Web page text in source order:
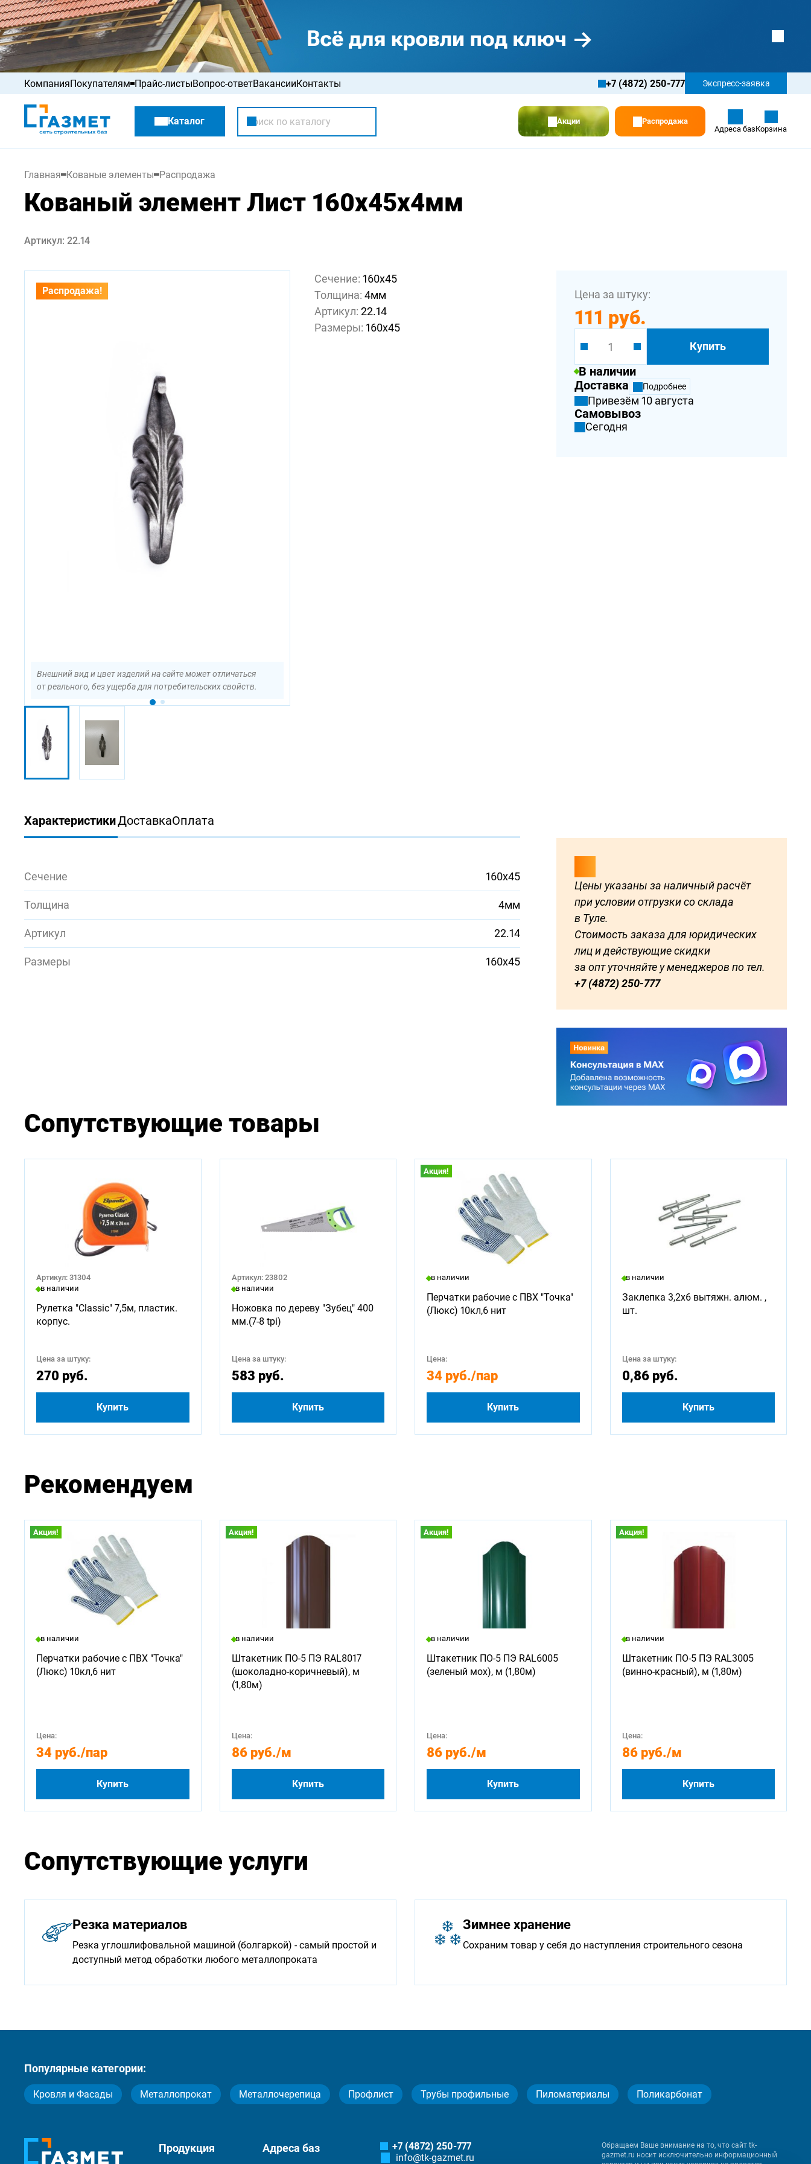
КомпанияПокупателям
Распродажа
Прайс-листыВопрос-ответВакансииКонтакты +7 (4872) 250-777 Экспресс-заявка
Каталог Акции
Распродажа
Адреса базКорзина
Главная Кованые элементы Распродажа
Кованый элемент Лист 160х45х4мм
Артикул: 22.14
Распродажа!
Внешний вид и цвет изделий на сайте может отличаться
от реального, без ущерба для потребительских свойств.
Сечение: 160х45
Толщина: 4мм
Артикул: 22.14
Размеры: 160х45
Цена за штуку:
111 руб.
Купить
В наличии
Доставка
Подробнее
Привезём 10 августа
Самовывоз
Сегодня
ХарактеристикиДоставкаОплата
Сечение 160х45
Толщина 4мм
Артикул 22.14
Размеры 160х45
Цены указаны за наличный расчёт
при условии отгрузки со склада
в Туле.
Стоимость заказа для юридических
лиц и действующие скидки
за опт уточняйте у менеджеров по тел.
+7 (4872) 250-777
Сопутствующие товары
Артикул: 31304
в наличии
Рулетка "Classic" 7,5м, пластик.
корпус.
Цена за штуку:
270 руб.
Купить
Артикул: 23802
в наличии
Ножовка по дереву "Зубец" 400
мм.(7-8 tpi)
Цена за штуку:
583 руб.
Купить
Акция!
в наличии
Перчатки рабочие с ПВХ "Точка"
(Люкс) 10кл,6 нит
Цена:
34 руб./пар
Купить
в наличии
Заклепка 3,2х6 вытяжн. алюм. ,
шт.
Цена за штуку:
0,86 руб.
Купить
Рекомендуем
Акция!
в наличии
Перчатки рабочие с ПВХ "Точка"
(Люкс) 10кл,6 нит
Цена:
34 руб./пар
Купить
Акция!
в наличии
Штакетник ПО-5 ПЭ RAL8017
(шоколадно-коричневый), м
(1,80м)
Цена:
86 руб./м
Купить
Акция!
в наличии
Штакетник ПО-5 ПЭ RAL6005
(зеленый мох), м (1,80м)
Цена:
86 руб./м
Купить
Акция!
в наличии
Штакетник ПО-5 ПЭ RAL3005
(винно-красный), м (1,80м)
Цена:
86 руб./м
Купить
Сопутствующие услуги
Резка материалов
Резка углошлифовальной машиной (болгаркой) - самый простой и
доступный метод обработки любого металлопроката
Зимнее хранение
Сохраним товар у себя до наступления строительного сезона
Популярные категории:
Кровля и Фасады Металлопрокат Металлочерепица Профлист Трубы профильные Пиломатериалы Поликарбонат
Продукция Адреса баз
+7 (4872) 250-777
info@tk-gazmet.ru
Обращаем Ваше внимание на то, что сайт tk-
gazmet.ru носит исключительно информационный